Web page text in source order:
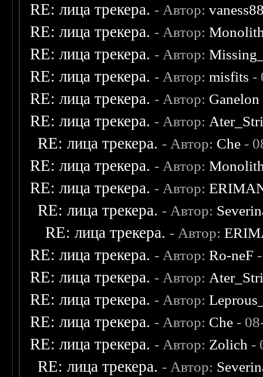
RE: лица трекера. - Автор:
RE: лица трекера. - Автор:
RE: лица трекера. - Автор:
RE: лица трекера. - Автор:misfits -
RE: лица трекера. - Автор: Ganelon
RE: лица трекера. - Автор:
RE: лица трекера. - Автор: Che -
RE: лица трекера. - Автор:
RE: лица трекера. - Автор:
RE: лица трекера. - Автор:
RE: лица трекера. - Автор:
RE: лица трекера. - Автор:Ro-neF
RE: лица трекера. - Автор:
RE: лица трекера. - Автор:
RE: лица трекера. - Автор: Che -
RE: лица трекера. - Автор: Zolich -
RE: лица трекера. - Автор: